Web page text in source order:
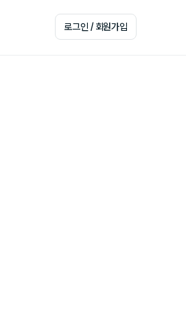
로그인 / 회원가입